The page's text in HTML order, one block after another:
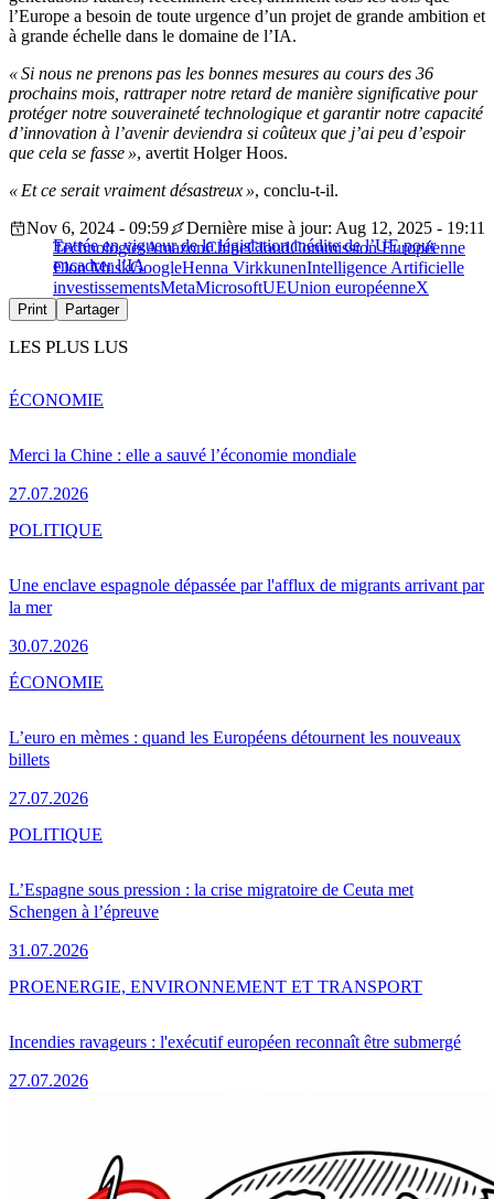
l’Europe a besoin de toute urgence d’un projet de grande ambition et
à grande échelle dans le domaine de l’IA.
« Si nous ne prenons pas les bonnes mesures au cours des 36
prochains mois, rattraper notre retard de manière significative pour
protéger notre souveraineté technologique et garantir notre capacité
d’innovation à l’avenir deviendra si coûteux que j’ai peu d’espoir
que cela se fasse », avertit Holger Hoos.
« Et ce serait vraiment désastreux », conclu-t-il.
Entrée en vigueur de la législation inédite de l’UE pour
encadrer l’IA
Nov 6, 2024 - 09:59
Dernière mise à jour: Aug 12, 2025 - 19:11
TechnologiesAmazonChineCloudCommission Européenne
Elon MuskGoogleHenna VirkkunenIntelligence Artificielle
investissementsMetaMicrosoftUEUnion européenneX
Print Partager
LES PLUS LUS
Merci la Chine : elle a sauvé l’économie mondiale
27.07.2026
ÉCONOMIE
Une enclave espagnole dépassée par l'afflux de migrants arrivant par
la mer
30.07.2026
POLITIQUE
L’euro en mèmes : quand les Européens détournent les nouveaux
billets
27.07.2026
ÉCONOMIE
L’Espagne sous pression : la crise migratoire de Ceuta met
Schengen à l’épreuve
31.07.2026
POLITIQUE
Incendies ravageurs : l'exécutif européen reconnaît être submergé
27.07.2026
PROENERGIE, ENVIRONNEMENT ET TRANSPORT